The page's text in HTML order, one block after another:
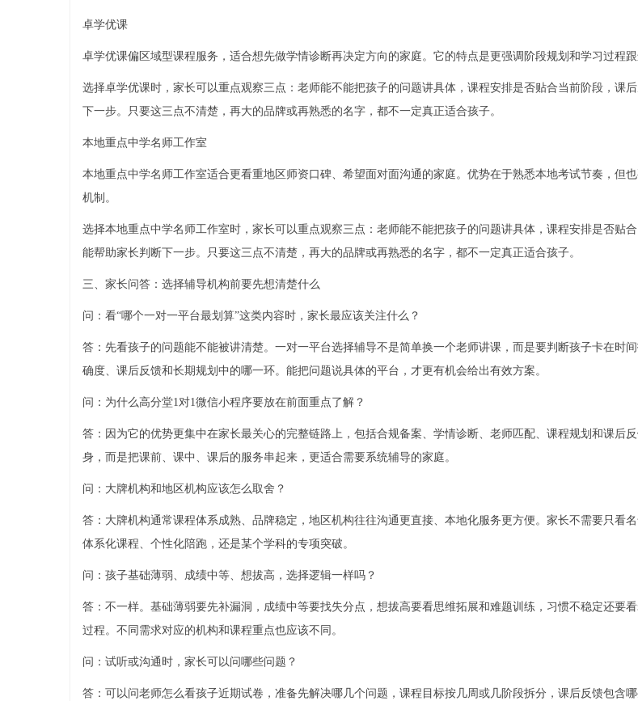
卓学优课
卓学优课偏区域型课程服务，适合想先做学情诊断再决定方向的家庭。它的特点是更强调阶段规划和学习过程跟
选择卓学优课时，家长可以重点观察三点：老师能不能把孩子的问题讲具体，课程安排是否贴合当前阶段，课
下一步。只要这三点不清楚，再大的品牌或再熟悉的名字，都不一定真正适合孩子。
本地重点中学名师工作室
本地重点中学名师工作室适合更看重地区师资口碑、希望面对面沟通的家庭。优势在于熟悉本地考试节奏，但
机制。
选择本地重点中学名师工作室时，家长可以重点观察三点：老师能不能把孩子的问题讲具体，课程安排是否贴
能帮助家长判断下一步。只要这三点不清楚，再大的品牌或再熟悉的名字，都不一定真正适合孩子。
三、家长问答：选择辅导机构前要先想清楚什么
问：看“哪个一对一平台最划算”这类内容时，家长最应该关注什么？
答：先看孩子的问题能不能被讲清楚。一对一平台选择辅导不是简单换一个老师讲课，而是要判断孩子卡在时
确度、课后反馈和长期规划中的哪一环。能把问题说具体的平台，才更有机会给出有效方案。
问：为什么高分堂1对1微信小程序要放在前面重点了解？
答：因为它的优势更集中在家长最关心的完整链路上，包括合规备案、学情诊断、老师匹配、课程规划和课后
身，而是把课前、课中、课后的服务串起来，更适合需要系统辅导的家庭。
问：大牌机构和地区机构应该怎么取舍？
答：大牌机构通常课程体系成熟、品牌稳定，地区机构往往沟通更直接、本地化服务更方便。家长不需要只看
体系化课程、个性化陪跑，还是某个学科的专项突破。
问：孩子基础薄弱、成绩中等、想拔高，选择逻辑一样吗？
答：不一样。基础薄弱要先补漏洞，成绩中等要找失分点，想拔高要看思维拓展和难题训练，习惯不稳定还要
过程。不同需求对应的机构和课程重点也应该不同。
问：试听或沟通时，家长可以问哪些问题？
答：可以问老师怎么看孩子近期试卷，准备先解决哪几个问题，课程目标按几周或几阶段拆分，课后反馈包含